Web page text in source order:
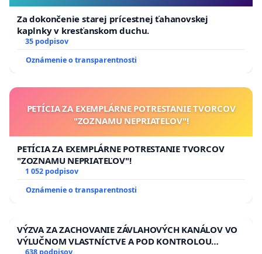
Za dokončenie starej prícestnej ťahanovskej
kaplnky v kresťanskom duchu.
35 podpisov
Oznámenie o transparentnosti
PETÍCIA ZA EXEMPLÁRNE POTRESTANIE TVORCOV
"ZOZNAMU NEPRIATEĽOV"!
PETÍCIA ZA EXEMPLÁRNE POTRESTANIE TVORCOV
"ZOZNAMU NEPRIATEĽOV"!
1 052 podpisov
Oznámenie o transparentnosti
VÝZVA ZA ZACHOVANIE ZÁVLAHOVÝCH KANÁLOV VO
VÝLUČNOM VLASTNÍCTVE A POD KONTROLOU